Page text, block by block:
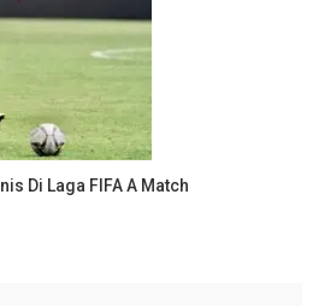
Di Laga FIFA A Match